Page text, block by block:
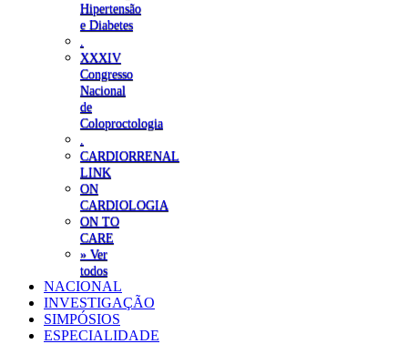
Hipertensão
e Diabetes
XXXIV
Congresso
Nacional
de
Coloproctologia
CARDIORRENAL
LINK
ON
CARDIOLOGIA
ON TO
CARE
» Ver
todos
NACIONAL
INVESTIGAÇÃO
SIMPÓSIOS
ESPECIALIDADE